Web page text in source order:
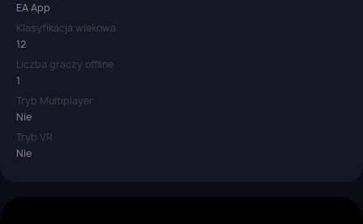
EA App
Klasyfikacja wiekowa
12
Liczba graczy offline
1
Tryb Multiplayer
Nie
Tryb VR
Nie